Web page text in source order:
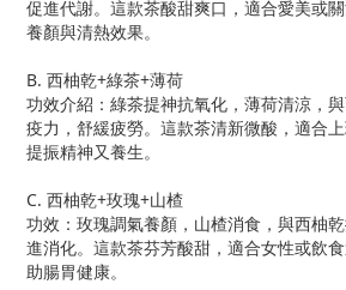
促進代謝。這款茶酸甜爽口，適合愛美或
養顏與清熱效果。
B. 西柚乾+綠茶+薄荷
功效介紹：綠茶提神抗氧化，薄荷清涼，
疫力，舒緩疲勞。這款茶清新微酸，適合
提振精神又養生。
C. 西柚乾+玫瑰+山楂
功效：玫瑰調氣養顏，山楂消食，與西柚
進消化。這款茶芬芳酸甜，適合女性或飲
助腸胃健康。